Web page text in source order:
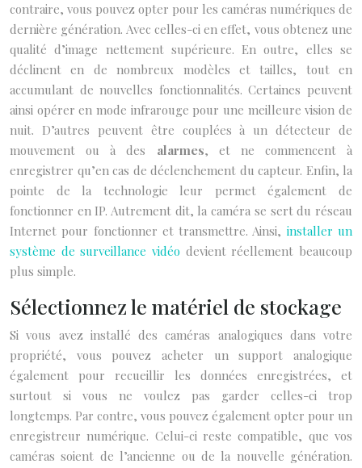
contraire, vous pouvez opter pour les caméras numériques de
dernière génération. Avec celles-ci en effet, vous obtenez une
qualité d’image nettement supérieure. En outre, elles se
déclinent en de nombreux modèles et tailles, tout en
accumulant de nouvelles fonctionnalités. Certaines peuvent
ainsi opérer en mode infrarouge pour une meilleure vision de
nuit. D’autres peuvent être couplées à un détecteur de
mouvement ou à des alarmes, et ne commencent à
enregistrer qu’en cas de déclenchement du capteur. Enfin, la
pointe de la technologie leur permet également de
fonctionner en IP. Autrement dit, la caméra se sert du réseau
Internet pour fonctionner et transmettre. Ainsi, installer un
système de surveillance vidéo devient réellement beaucoup
plus simple.
Sélectionnez le matériel de stockage
Si vous avez installé des caméras analogiques dans votre
propriété, vous pouvez acheter un support analogique
également pour recueillir les données enregistrées, et
surtout si vous ne voulez pas garder celles-ci trop
longtemps. Par contre, vous pouvez également opter pour un
enregistreur numérique. Celui-ci reste compatible, que vos
caméras soient de l’ancienne ou de la nouvelle génération.